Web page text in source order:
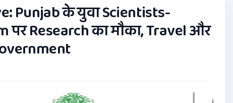
Punjab के युवा Scientists-
पर Research का मौका, Travel और